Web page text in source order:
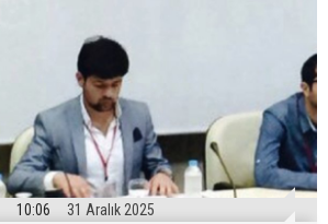
10:06 31 Aralık 2025